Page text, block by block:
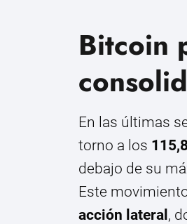
Bitcoin
En las últimas
torno a los
debajo de su
Este
acción lateral ,